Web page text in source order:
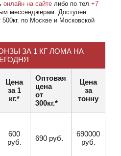
онлайн на сайте либо по тел +7
мессенджерам. Доступен
по Москве и Московской
ЗА 1 КГ ЛОМА НА
Цена
за 1
кг.*
Оптовая
цена
от
300кг.*
Цена
за
тонну
600
руб.
690 руб.
690000
руб.